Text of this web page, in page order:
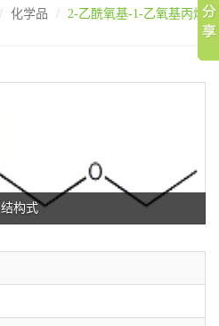
化学品 2-乙酰氧基-1-乙氧基丙烷
结构式